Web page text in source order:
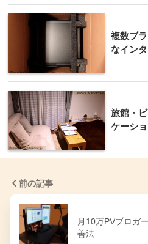
複数ブ
なイン
旅館・
ケーシ
前の記事
月10万PVブロガ
善法